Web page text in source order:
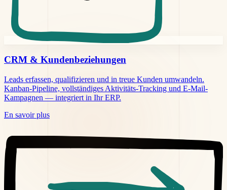
CRM & Kundenbeziehungen
Leads erfassen, qualifizieren und in treue Kunden umwandeln.
Kanban-Pipeline, vollständiges Aktivitäts-Tracking und E-Mail-
Kampagnen — integriert in Ihr ERP.
En savoir plus